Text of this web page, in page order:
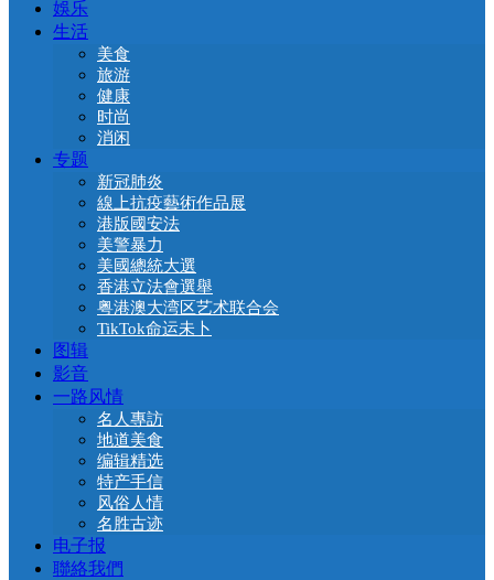
娛乐
生活
美食
旅游
健康
时尚
消闲
专题
新冠肺炎
線上抗疫藝術作品展
港版國安法
美警暴力
美國總統大選
香港立法會選舉
粤港澳大湾区艺术联合会
TikTok命运未卜
图辑
影音
一路风情
名人專訪
地道美食
编辑精选
特产手信
风俗人情
名胜古迹
电子报
聯絡我們